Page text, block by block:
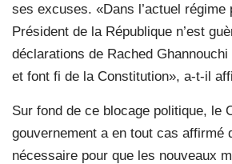
ses excuses. «Dans l’actuel régime
Président de la République n’est
déclarations de Rached
et font fi de la Constitution», a-t-il
Sur fond de ce blocage politique, le
gouvernement a en tout cas affirmé
nécessaire pour que les nouveaux